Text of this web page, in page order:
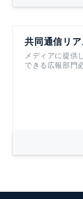
共同通信リ
メディアに提供
できる広報部門